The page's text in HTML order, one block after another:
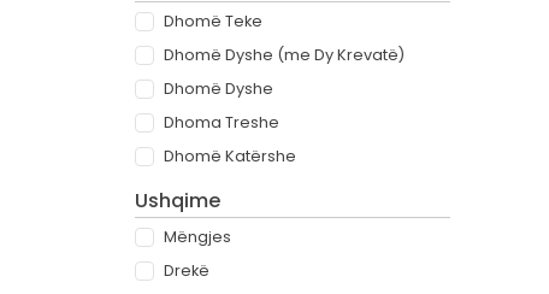
Dhomë Teke
Dhomë Dyshe (me Dy Krevatë)
Dhomë Dyshe
Dhoma Treshe
Dhomë Katërshe
Ushqime
Mëngjes
Drekë